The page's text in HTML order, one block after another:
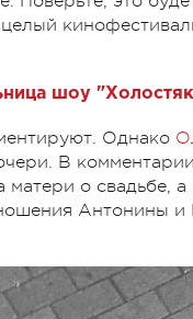
шоу
Однако
В
о свадьбе,
Антонины и